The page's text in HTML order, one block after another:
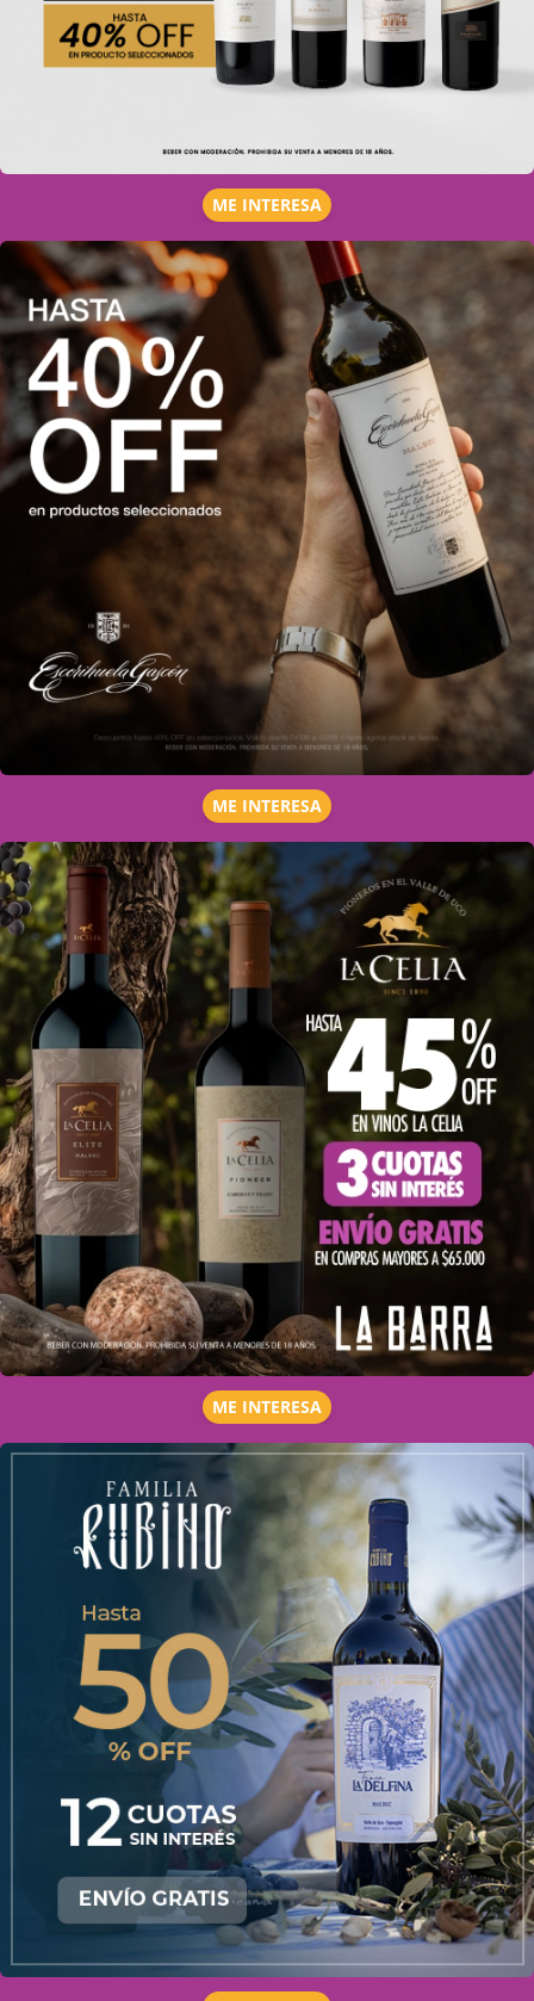
ME INTERESA
ME INTERESA
ME INTERESA